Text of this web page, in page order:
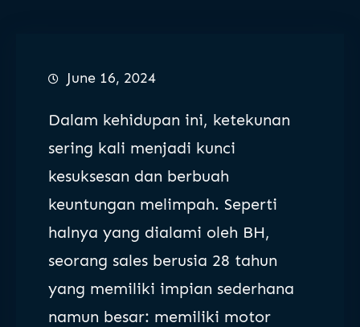
June 16, 2024
Dalam kehidupan ini, ketekunan
sering kali menjadi kunci
kesuksesan dan berbuah
keuntungan melimpah. Seperti
halnya yang dialami oleh BH,
seorang sales berusia 28 tahun
yang memiliki impian sederhana
namun besar: memiliki motor